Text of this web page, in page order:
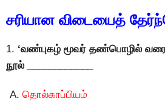
சரியான விடையைத்
1. ‘வண்புகழ் மூவர் தண்பொழில்
நூல் ____________
தொல்காப்பியம்